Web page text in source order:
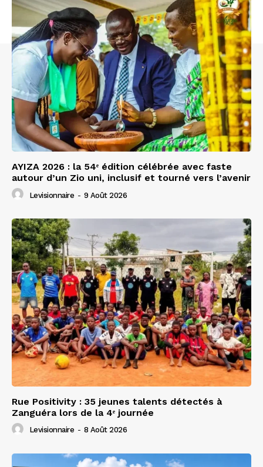
AYIZA 2026 : la 54ᵉ édition célébrée avec faste
autour d’un Zio uni, inclusif et tourné vers l’avenir
Levisionnaire - 9 Août 2026
Rue Positivity : 35 jeunes talents détectés à
Zanguéra lors de la 4ᵉ journée
Levisionnaire - 8 Août 2026